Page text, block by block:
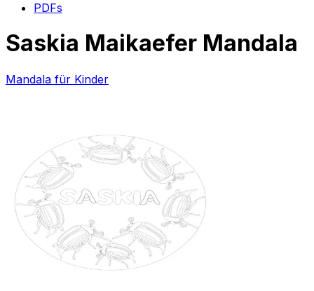
PDFs
Saskia Maikaefer Mandala
Mandala für Kinder